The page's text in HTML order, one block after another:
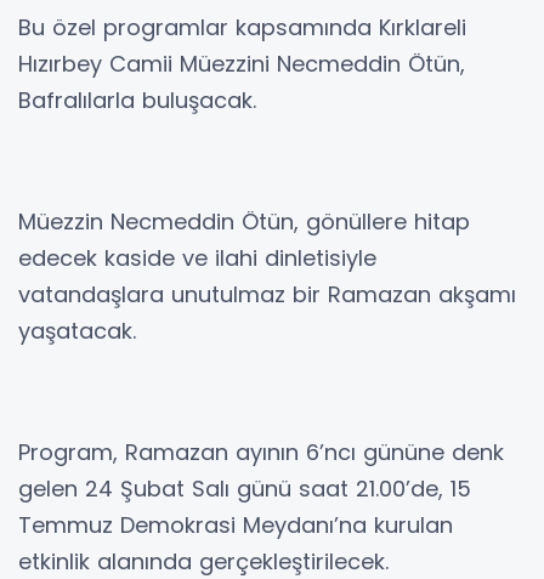
Bu özel programlar kapsamında Kırklareli
Hızırbey Camii Müezzini Necmeddin Ötün,
Bafralılarla buluşacak.
Müezzin Necmeddin Ötün, gönüllere hitap
edecek kaside ve ilahi dinletisiyle
vatandaşlara unutulmaz bir Ramazan akşamı
yaşatacak.
Program, Ramazan ayının 6’ncı gününe denk
gelen 24 Şubat Salı günü saat 21.00’de, 15
Temmuz Demokrasi Meydanı’na kurulan
etkinlik alanında gerçekleştirilecek.